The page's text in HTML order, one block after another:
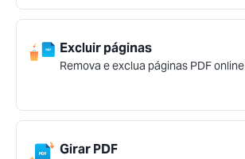
Excluir páginas
Remova e exclua páginas PDF online
Girar PDF